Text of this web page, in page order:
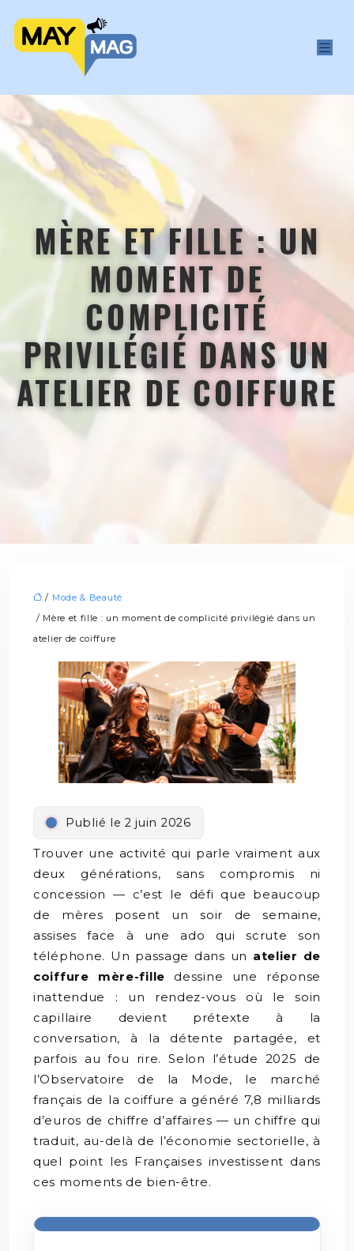
MÈRE ET FILLE : UN
MOMENT DE
COMPLICITÉ
PRIVILÉGIÉ DANS UN
ATELIER DE COIFFURE
/ Mode & Beauté
/ Mère et fille : un moment de complicité privilégié dans un
atelier de coiffure
Publié le 2 juin 2026
Trouver une activité qui parle vraiment aux
deux générations, sans compromis ni
concession — c’est le défi que beaucoup
de mères posent un soir de semaine,
assises face à une ado qui scrute son
téléphone. Un passage dans un atelier de
coiffure mère-fille dessine une réponse
inattendue : un rendez-vous où le soin
capillaire devient prétexte à la
conversation, à la détente partagée, et
parfois au fou rire. Selon l’étude 2025 de
l’Observatoire de la Mode, le marché
français de la coiffure a généré 7,8 milliards
d’euros de chiffre d’affaires — un chiffre qui
traduit, au-delà de l’économie sectorielle, à
quel point les Françaises investissent dans
ces moments de bien-être.